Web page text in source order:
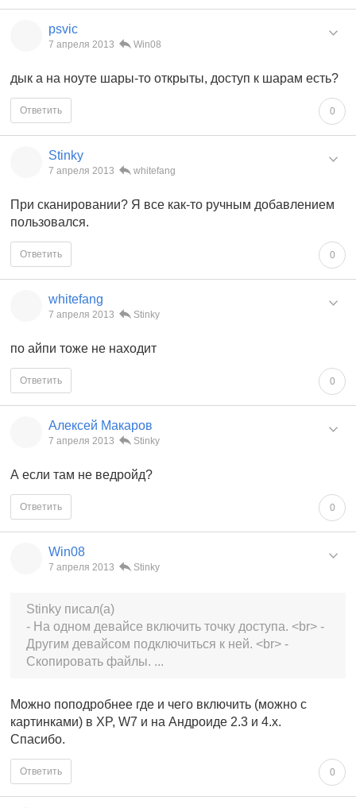
psvic
7 апреля 2013 Win08
дык а на ноуте шары-то открыты, доступ к шарам есть?
0
Ответить
Stinky
7 апреля 2013 whitefang
При сканировании? Я все как-то ручным добавлением
пользовался.
0
Ответить
whitefang
7 апреля 2013 Stinky
по айпи тоже не находит
0
Ответить
Алексей Макаров
7 апреля 2013 Stinky
А если там не ведройд?
0
Ответить
Win08
7 апреля 2013 Stinky
Stinky писал(а)
- На одном девайсе включить точку доступа. <br> -
Другим девайсом подключиться к ней. <br> -
Скопировать файлы. ...
Можно поподробнее где и чего включить (можно с
картинками) в XP, W7 и на Андроиде 2.3 и 4.х.
Спасибо.
0
Ответить